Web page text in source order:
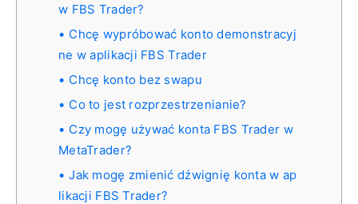
w FBS Trader?
Chcę wypróbować konto demonstracyj
ne w aplikacji FBS Trader
Chcę konto bez swapu
Co to jest rozprzestrzenianie?
Czy mogę używać konta FBS Trader w
MetaTrader?
Jak mogę zmienić dźwignię konta w ap
likacji FBS Trader?